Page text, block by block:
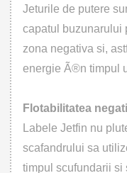
Jeturile de putere
capatul buzunarului
zona negativa si,
energie Ã®n timpul
Flotabilitatea
Labele Jetfin nu
scafandrului sa
timpul scufundarii si